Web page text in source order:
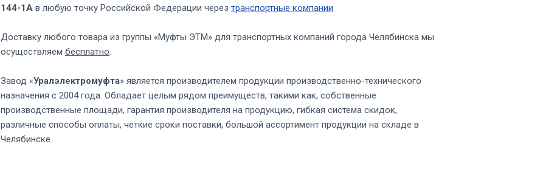
144-1А в любую точку Российской Федерации через транспортные компании
Доставку любого товара из группы «Муфты ЭТМ» для транспортных компаний города Челябинска мы
осуществляем бесплатно.
Завод «Уралэлектромуфта» является производителем продукции производственно-технического
назначения с 2004 года. Обладает целым рядом преимуществ, такими как, собственные
производственные площади, гарантия производителя на продукцию, гибкая система скидок,
различные способы оплаты, четкие сроки поставки, большой ассортимент продукции на складе в
Челябинске.